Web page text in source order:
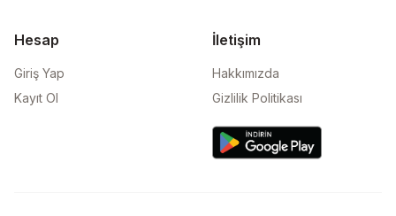
Hesap
Giriş Yap
Kayıt Ol
İletişim
Hakkımızda
Gizlilik Politikası